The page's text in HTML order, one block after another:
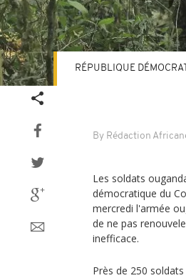
By Rédaction
RÉPUBLIQUE
Les soldats
démocratique du
mercredi l'armée
de ne pas
inefficace.
Près de 250